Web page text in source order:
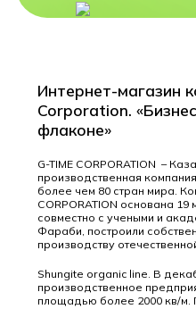
Интернет-магазин
Corporation.
флаконе»
G-TIME CORPORATION –
производственная
более чем 80 стран мира.
CORPORATION основана
совместно с учеными и
Фараби, построили
производству
Shungite organic line. В
производственное
площадью более 2000 кв/м.